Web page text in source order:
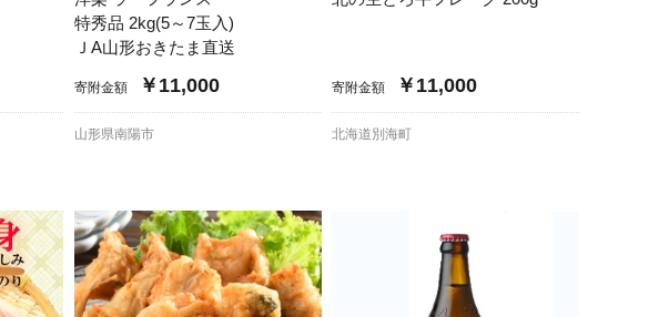
特秀品 2kg(5～7玉入)
ＪA山形おきたま直送
寄附金額 ￥11,000
山形県南陽市
寄附金額 ￥11,000
北海道別海町